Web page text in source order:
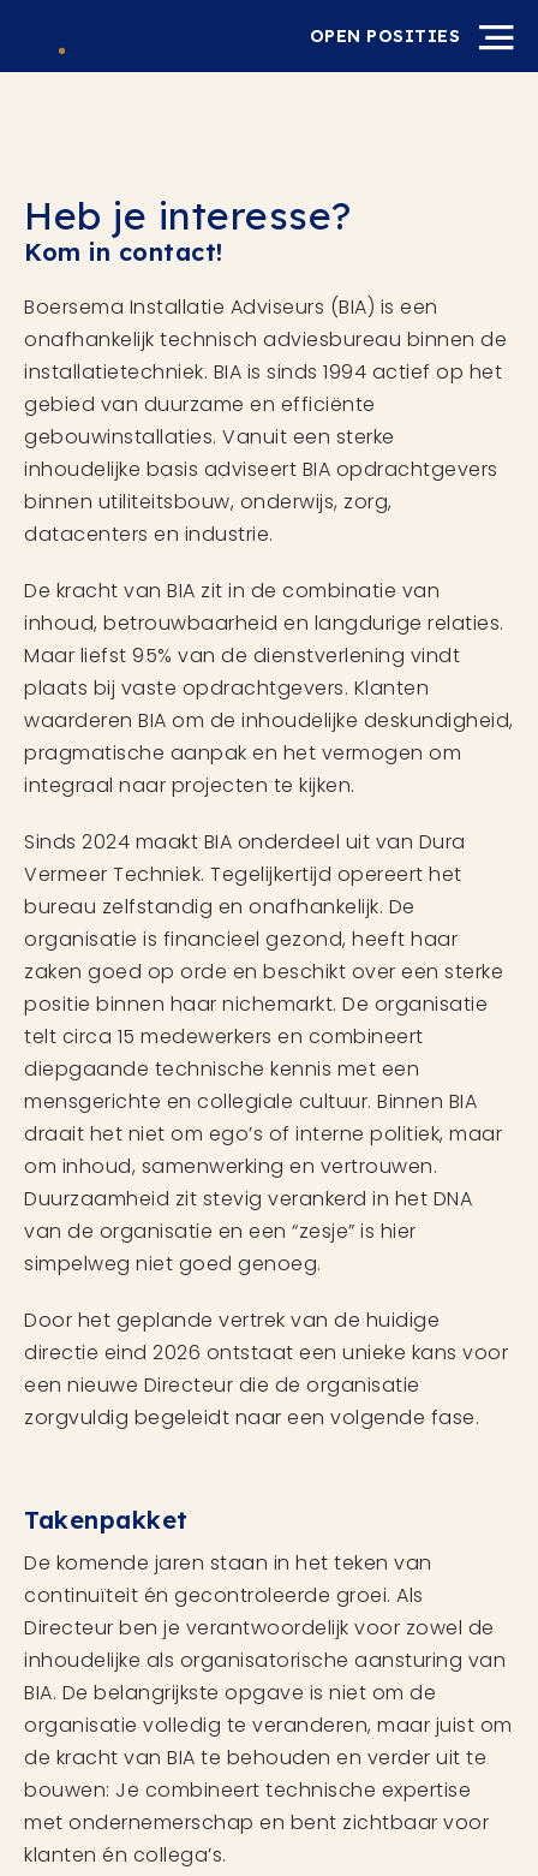
OPEN POSITIES
Heb je interesse?
Kom in contact!
Boersema Installatie Adviseurs (BIA) is een
onafhankelijk technisch adviesbureau binnen de
installatietechniek. BIA is sinds 1994 actief op het
gebied van duurzame en efficiënte
gebouwinstallaties. Vanuit een sterke
inhoudelijke basis adviseert BIA opdrachtgevers
binnen utiliteitsbouw, onderwijs, zorg,
datacenters en industrie.
De kracht van BIA zit in de combinatie van
inhoud, betrouwbaarheid en langdurige relaties.
Maar liefst 95% van de dienstverlening vindt
plaats bij vaste opdrachtgevers. Klanten
waarderen BIA om de inhoudelijke deskundigheid,
pragmatische aanpak en het vermogen om
integraal naar projecten te kijken.
Sinds 2024 maakt BIA onderdeel uit van Dura
Vermeer Techniek. Tegelijkertijd opereert het
bureau zelfstandig en onafhankelijk. De
organisatie is financieel gezond, heeft haar
zaken goed op orde en beschikt over een sterke
positie binnen haar nichemarkt. De organisatie
telt circa 15 medewerkers en combineert
diepgaande technische kennis met een
mensgerichte en collegiale cultuur. Binnen BIA
draait het niet om ego’s of interne politiek, maar
om inhoud, samenwerking en vertrouwen.
Duurzaamheid zit stevig verankerd in het DNA
van de organisatie en een “zesje” is hier
simpelweg niet goed genoeg.
Door het geplande vertrek van de huidige
directie eind 2026 ontstaat een unieke kans voor
een nieuwe Directeur die de organisatie
zorgvuldig begeleidt naar een volgende fase.
Takenpakket
De komende jaren staan in het teken van
continuïteit én gecontroleerde groei. Als
Directeur ben je verantwoordelijk voor zowel de
inhoudelijke als organisatorische aansturing van
BIA. De belangrijkste opgave is niet om de
organisatie volledig te veranderen, maar juist om
de kracht van BIA te behouden en verder uit te
bouwen: Je combineert technische expertise
met ondernemerschap en bent zichtbaar voor
klanten én collega’s.